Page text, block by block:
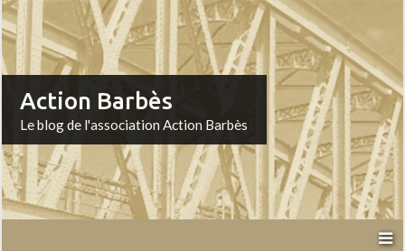
Action Barbès
Le blog de l'association Action Barbès